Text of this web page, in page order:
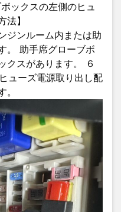
ックスの左側のヒュ
】
ジンルーム内または助
。 助手席グローブボ
クスがあります。 ６
ューズ電源取り出し配